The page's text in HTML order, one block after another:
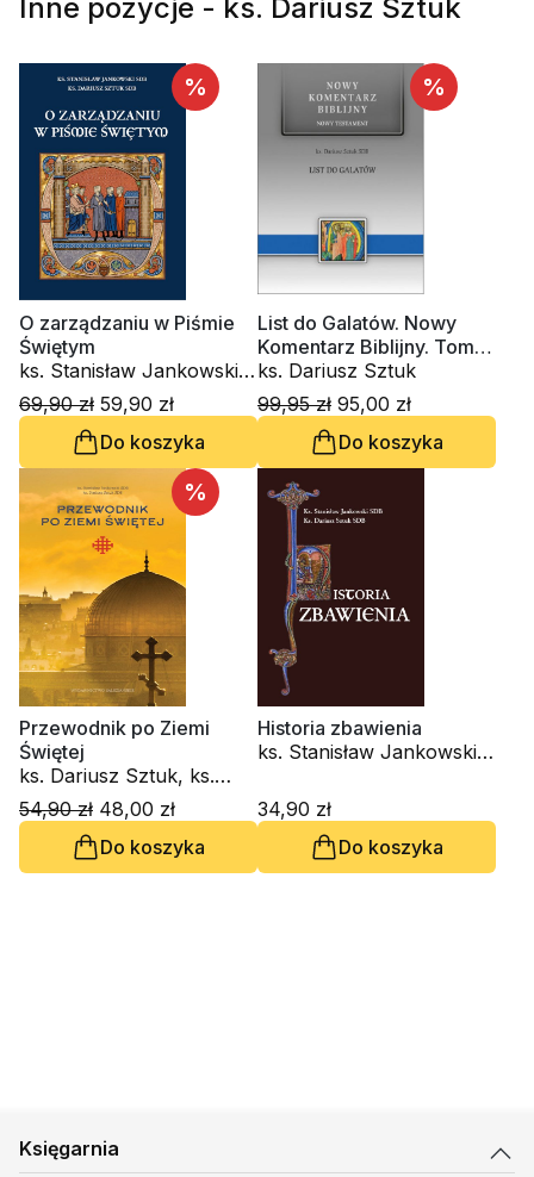
Inne pozycje - ks. Dariusz Sztuk
%
O zarządzaniu w Piśmie
Świętym
ks. Stanisław Jankowski,
ks. Dariusz Sztuk
69,90 zł 59,90 zł
Do koszyka
%
List do Galatów. Nowy
Komentarz Biblijny. Tom
IX
ks. Dariusz Sztuk
99,95 zł 95,00 zł
Do koszyka
%
Przewodnik po Ziemi
Świętej
ks. Dariusz Sztuk, ks.
Stanisław Jankowski
54,90 zł 48,00 zł
Do koszyka
Historia zbawienia
ks. Stanisław Jankowski,
34,90 zł
Do koszyka
Księgarnia